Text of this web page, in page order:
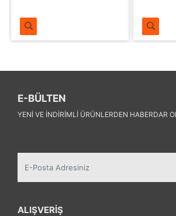
E-BÜLTEN
YENI VE INDIRIMLI ÜRÜNLERDEN HABERDAR
ALIŞVERİŞ